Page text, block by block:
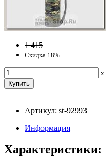
1 415
Скидка 18%
x
Артикул: st-92993
Информация
Характеристики: